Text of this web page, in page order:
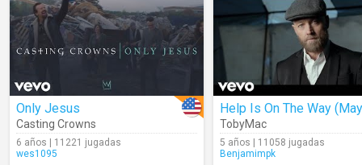
Only Jesus
Casting Crowns
6 años | 11221 jugadas
wes1095
TobyMac
5 años | 11058 jugadas
Benjamimpk